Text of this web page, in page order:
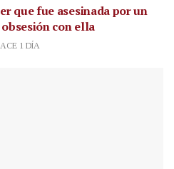
que fue asesinada por un
con ella
1 DÍA